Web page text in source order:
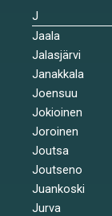
J
Jaala
Jalasjärvi
Janakkala
Joensuu
Jokioinen
Joroinen
Joutsa
Joutseno
Juankoski
Jurva